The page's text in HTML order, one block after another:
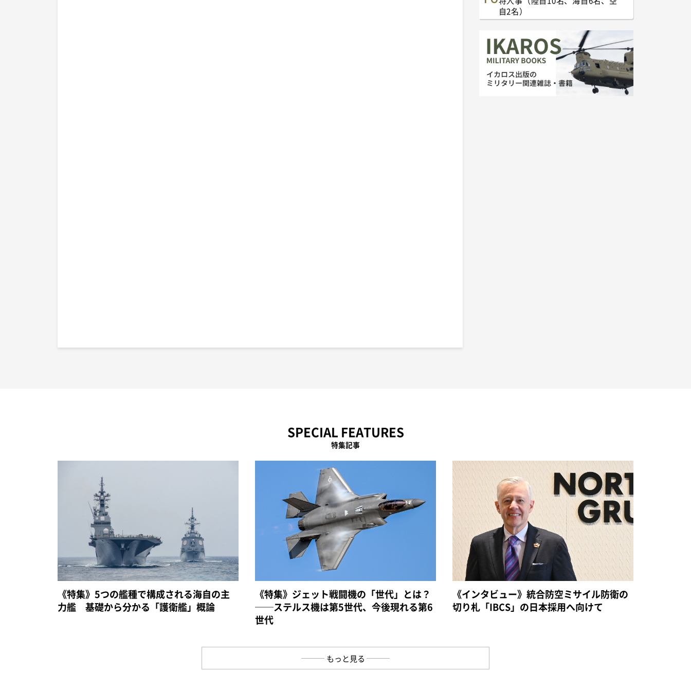
自2名）
SPECIAL FEATURES
特集記事
《特集》5つの艦種で構成される海自の主
力艦 基礎から分かる「護衛艦」概論
《特集》ジェット戦闘機の「世代」とは？
──ステルス機は第5世代、今後現れる第6
世代
《インタビュー》統合防空ミサイル防衛の
切り札「IBCS」の日本採用へ向けて
もっと見る